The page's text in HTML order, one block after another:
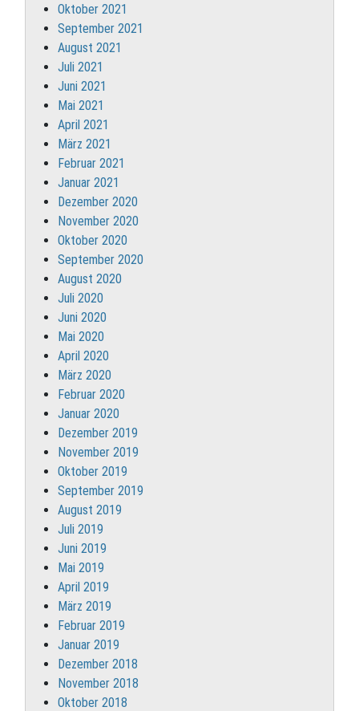
Oktober 2021
September 2021
August 2021
Juli 2021
Juni 2021
Mai 2021
April 2021
März 2021
Februar 2021
Januar 2021
Dezember 2020
November 2020
Oktober 2020
September 2020
August 2020
Juli 2020
Juni 2020
Mai 2020
April 2020
März 2020
Februar 2020
Januar 2020
Dezember 2019
November 2019
Oktober 2019
September 2019
August 2019
Juli 2019
Juni 2019
Mai 2019
April 2019
März 2019
Februar 2019
Januar 2019
Dezember 2018
November 2018
Oktober 2018